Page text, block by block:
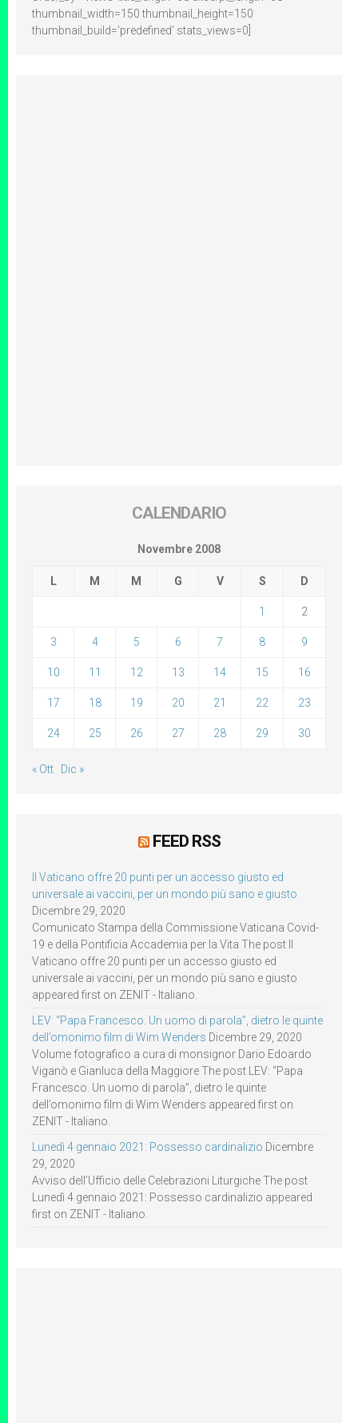
thumbnail_width=150 thumbnail_height=150
thumbnail_build='predefined' stats_views=0]
CALENDARIO
Novembre 2008
L M M G V S D
1 2
3 4 5 6 7 8 9
10 11 12 13 14 15 16
17 18 19 20 21 22 23
24 25 26 27 28 29 30
« Ott Dic »
FEED RSS
Il Vaticano offre 20 punti per un accesso giusto ed
universale ai vaccini, per un mondo più sano e giusto
Dicembre 29, 2020
Comunicato Stampa della Commissione Vaticana Covid-
19 e della Pontificia Accademia per la Vita The post Il
Vaticano offre 20 punti per un accesso giusto ed
universale ai vaccini, per un mondo più sano e giusto
appeared first on ZENIT - Italiano.
LEV: “Papa Francesco. Un uomo di parola”, dietro le quinte
dell’omonimo film di Wim Wenders Dicembre 29, 2020
Volume fotografico a cura di monsignor Dario Edoardo
Viganò e Gianluca della Maggiore The post LEV: “Papa
Francesco. Un uomo di parola”, dietro le quinte
dell’omonimo film di Wim Wenders appeared first on
ZENIT - Italiano.
Lunedì 4 gennaio 2021: Possesso cardinalizio Dicembre
29, 2020
Avviso dell’Ufficio delle Celebrazioni Liturgiche The post
Lunedì 4 gennaio 2021: Possesso cardinalizio appeared
first on ZENIT - Italiano.